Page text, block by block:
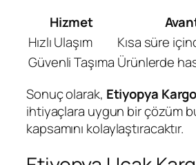
Hizmet
Hızlı Ulaşım
Kısa süre
Güvenli Taşıma Ürünlerde
Sonuç olarak, Etiyopya Kargo
ihtiyaçlara uygun bir çözüm
kapsamını kolaylaştıracaktır.